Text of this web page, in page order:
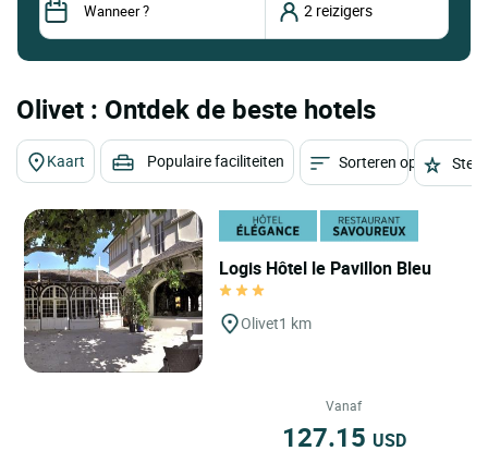
Olivet : Ontdek de beste hotels
Kaart Populaire faciliteiten Sorteren op
Logis Hôtel le Pavillon Bleu
Olivet1 km
Vanaf
127.15 USD